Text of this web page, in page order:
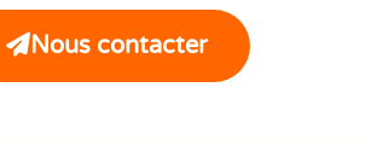
Nous contacter